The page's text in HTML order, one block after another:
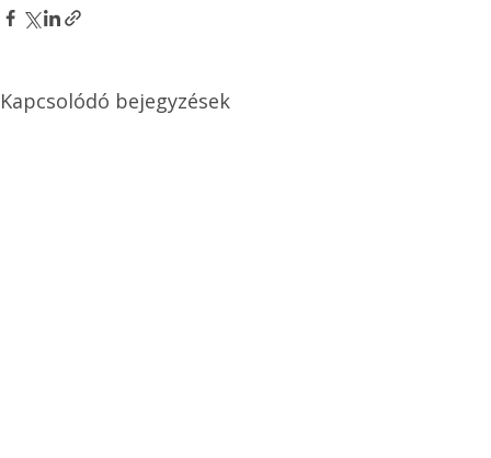
Kapcsolódó bejegyzések